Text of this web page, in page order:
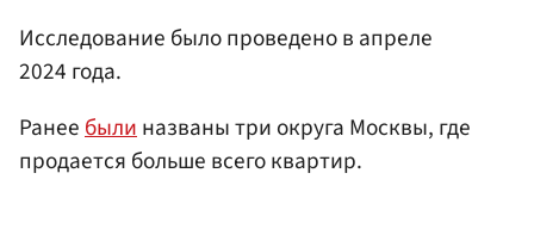
Исследование было проведено в апреле
2024 года.
Ранеебылиназваны три округа Москвы, где
продается больше всего квартир.